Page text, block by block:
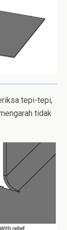
tepi-tepi,
tidak